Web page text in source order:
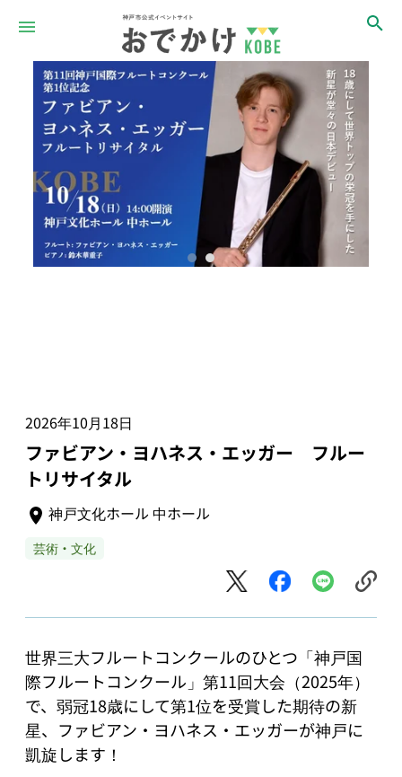
2026年10月18日
ファビアン・ヨハネス・エッガー フルー
トリサイタル
神戸文化ホール 中ホール
芸術・文化
世界三大フルートコンクールのひとつ「神戸国
際フルートコンクール」第11回大会（2025年）
で、弱冠18歳にして第1位を受賞した期待の新
星、ファビアン・ヨハネス・エッガーが神戸に
凱旋します！